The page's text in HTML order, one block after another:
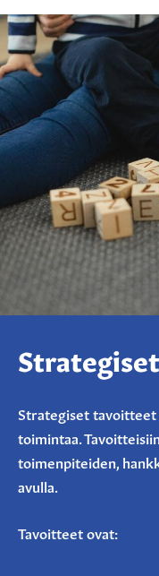
Strategiset tavoitteet
toimintaa.
toimenpiteiden,
avulla.
Tavoitteet ovat: